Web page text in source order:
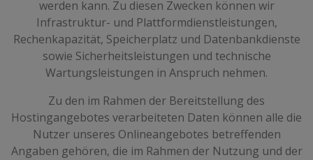
werden kann. Zu diesen Zwecken können wir
Infrastruktur- und Plattformdienstleistungen,
Rechenkapazität, Speicherplatz und Datenbankdienste
sowie Sicherheitsleistungen und technische
Wartungsleistungen in Anspruch nehmen.
Zu den im Rahmen der Bereitstellung des
Hostingangebotes verarbeiteten Daten können alle die
Nutzer unseres Onlineangebotes betreffenden
Angaben gehören, die im Rahmen der Nutzung und der